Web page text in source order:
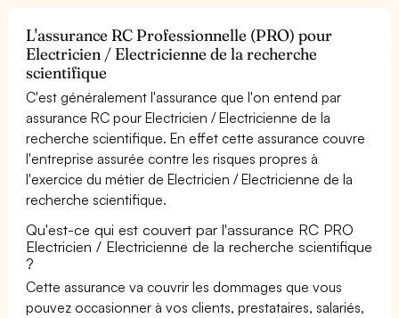
L'assurance RC Professionnelle (PRO) pour
Electricien / Electricienne de la recherche
scientifique
C'est généralement l'assurance que l'on entend par
assurance RC pour Electricien / Electricienne de la
recherche scientifique. En effet cette assurance couvre
l'entreprise assurée contre les risques propres à
l'exercice du métier de Electricien / Electricienne de la
recherche scientifique.
Qu'est-ce qui est couvert par l'assurance RC PRO
Electricien / Electricienne de la recherche scientifique
?
Cette assurance va couvrir les dommages que vous
pouvez occasionner à vos clients, prestataires, salariés,